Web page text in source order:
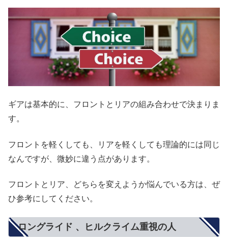
ギアは基本的に、フロントとリアの組み合わせで決まりま
す。
フロントを軽くしても、リアを軽くしても理論的には同じ
なんですが、微妙に違う点があります。
フロントとリア、どちらを変えようか悩んでいる方は、ぜ
ひ参考にしてください。
ロングライド 、ヒルクライム重視の人